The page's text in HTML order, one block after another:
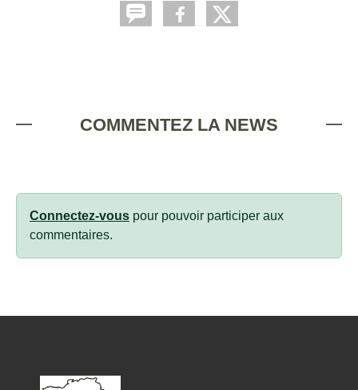
COMMENTEZ LA NEWS
Connectez-vous pour pouvoir participer aux
commentaires.